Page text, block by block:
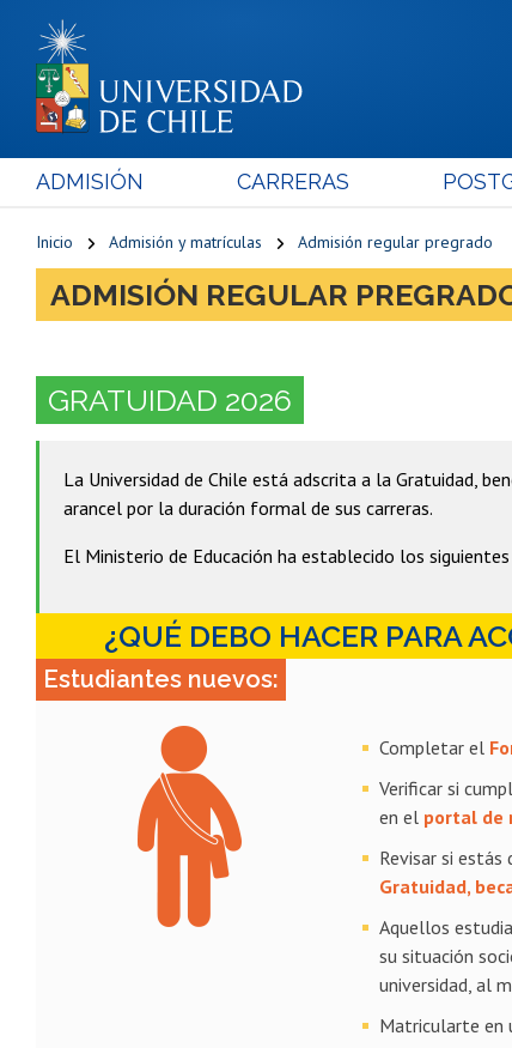
ADMISIÓN CARRERAS
Inicio Admisión y matrículas Admisión regular pregrado
ADMISIÓN REGULAR
GRATUIDAD 2026
La Universidad de Chile está adscrita a la Gratuidad,
arancel por la duración formal de sus carreras.
El Ministerio de Educación ha establecido los
¿QUÉ DEBO HACER PARA
Estudiantes nuevos:
Completar el
Verificar si
en el portal de
Revisar si
Gratuidad,
Aquellos
su situación
universidad, al
Matricularte en